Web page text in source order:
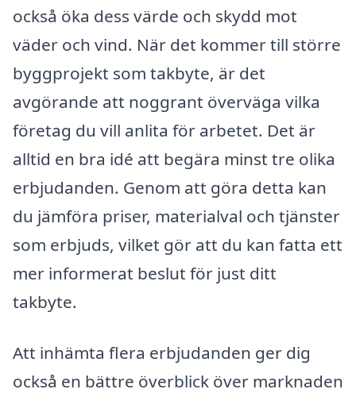
också öka dess värde och skydd mot
väder och vind. När det kommer till större
byggprojekt som takbyte, är det
avgörande att noggrant överväga vilka
företag du vill anlita för arbetet. Det är
alltid en bra idé att begära minst tre olika
erbjudanden. Genom att göra detta kan
du jämföra priser, materialval och tjänster
som erbjuds, vilket gör att du kan fatta ett
mer informerat beslut för just ditt
takbyte.
Att inhämta flera erbjudanden ger dig
också en bättre överblick över marknaden